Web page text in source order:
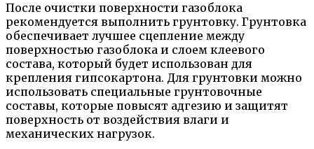
После очистки поверхности газоблока
рекомендуется выполнить грунтовку. Грунтовка
обеспечивает лучшее сцепление между
поверхностью газоблока и слоем клеевого
состава, который будет использован для
крепления гипсокартона. Для грунтовки можно
использовать специальные грунтовочные
составы, которые повысят адгезию и защитят
поверхность от воздействия влаги и
механических нагрузок.